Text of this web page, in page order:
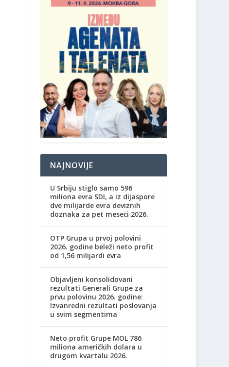
NAJNOVIJE
U Srbiju stiglo samo 596
miliona evra SDI, a iz dijaspore
dve milijarde evra deviznih
doznaka za pet meseci 2026.
OTP Grupa u prvoj polovini
2026. godine beleži neto profit
od 1,56 milijardi evra
Objavljeni konsolidovani
rezultati Generali Grupe za
prvu polovinu 2026. godine:
Izvanredni rezultati poslovanja
u svim segmentima
Neto profit Grupe MOL 786
miliona američkih dolara u
drugom kvartalu 2026.